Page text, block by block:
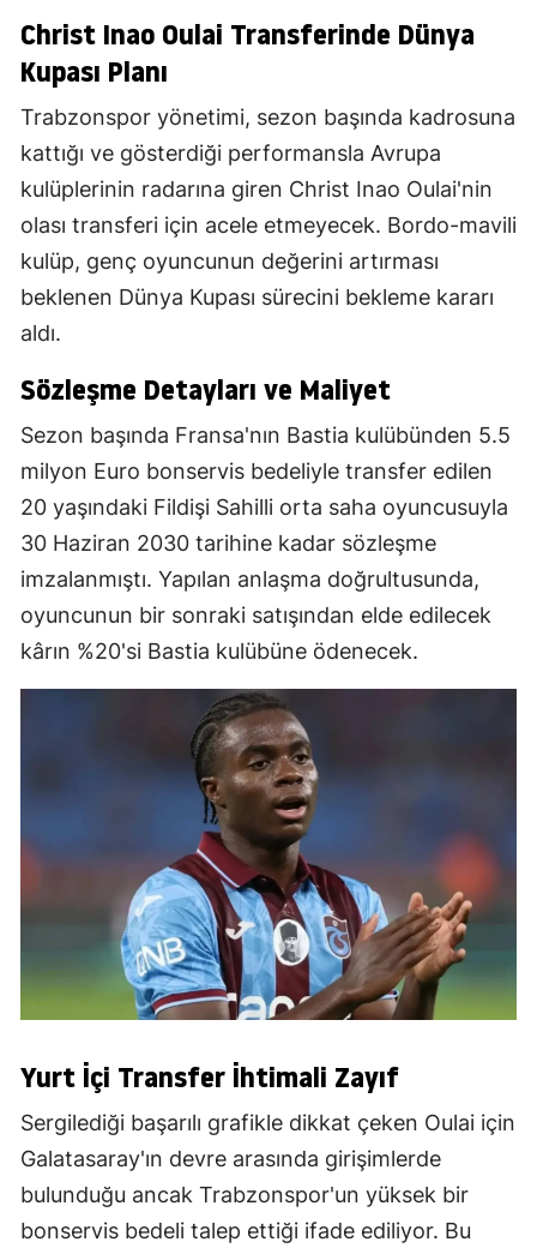
Christ Inao Oulai Transferinde Dünya
Kupası Planı
Trabzonspor yönetimi, sezon başında kadrosuna
kattığı ve gösterdiği performansla Avrupa
kulüplerinin radarına giren Christ Inao Oulai'nin
olası transferi için acele etmeyecek. Bordo-mavili
kulüp, genç oyuncunun değerini artırması
beklenen Dünya Kupası sürecini bekleme kararı
aldı.
Sözleşme Detayları ve Maliyet
Sezon başında Fransa'nın Bastia kulübünden 5.5
milyon Euro bonservis bedeliyle transfer edilen
20 yaşındaki Fildişi Sahilli orta saha oyuncusuyla
30 Haziran 2030 tarihine kadar sözleşme
imzalanmıştı. Yapılan anlaşma doğrultusunda,
oyuncunun bir sonraki satışından elde edilecek
kârın %20'si Bastia kulübüne ödenecek.
Yurt İçi Transfer İhtimali Zayıf
Sergilediği başarılı grafikle dikkat çeken Oulai için
Galatasaray'ın devre arasında girişimlerde
bulunduğu ancak Trabzonspor'un yüksek bir
bonservis bedeli talep ettiği ifade ediliyor. Bu